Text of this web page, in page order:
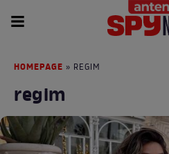
HOMEPAGE » REGIM
regim